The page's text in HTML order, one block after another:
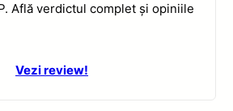
Află verdictul complet și opiniile
Vezi review!